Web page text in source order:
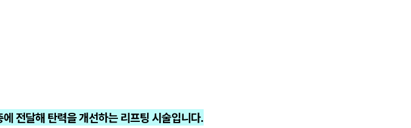
전달해 탄력을 개선하는 리프팅 시술입니다.